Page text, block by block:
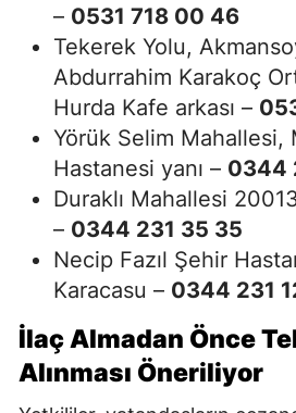
– 0531 718 00 46
Tekerek Yolu,
Abdurrahim Karakoç
Hurda Kafe arkası –
Yörük Selim Mahallesi,
Hastanesi yanı – 0344
Duraklı Mahallesi
– 0344 231 35 35
Necip Fazıl Şehir
Karacasu – 0344 231
İlaç Almadan Önce
Alınması Öneriliyor